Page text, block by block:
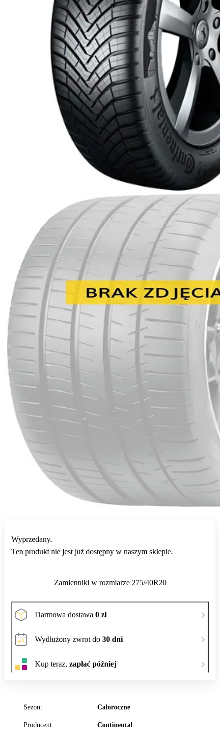
Sezon: Całoroczne
Producent: Continental
Wyprzedany.
Ten produkt nie jest już dostępny w naszym sklepie.
Zamienniki w rozmiarze 275/40R20
Darmowa dostawa 0 zł
Wydłużony zwrot do 30 dni
Kup teraz, zapłać później